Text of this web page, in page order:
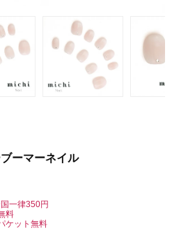
ーマーネイル
一律350円
料
ケット無料